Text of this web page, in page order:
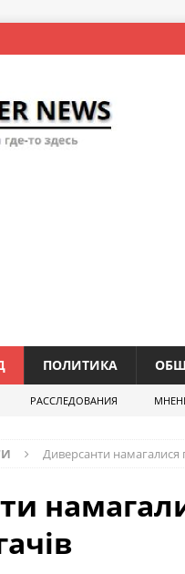
ПОЛИТИКА
РАССЛЕДОВАНИЯ
Диверсанти намагалися